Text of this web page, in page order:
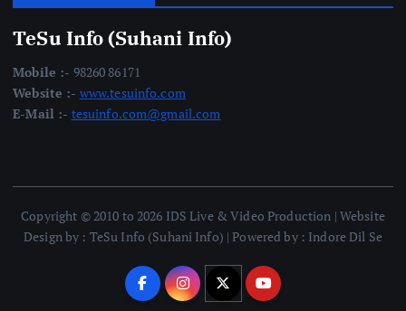
TeSu Info (Suhani Info)
Mobile :- 98260 86171
Website :- www.tesuinfo.com
E-Mail :- tesuinfo.com@gmail.com
Copyright © 2010 to 2026 IDS Live & Video Production | Website
Design by : TeSu Info (Suhani Info) | Powered by : Indore Dil Se